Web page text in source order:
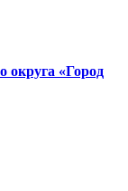
округа «Город